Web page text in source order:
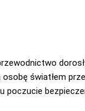
światłem
poczucie